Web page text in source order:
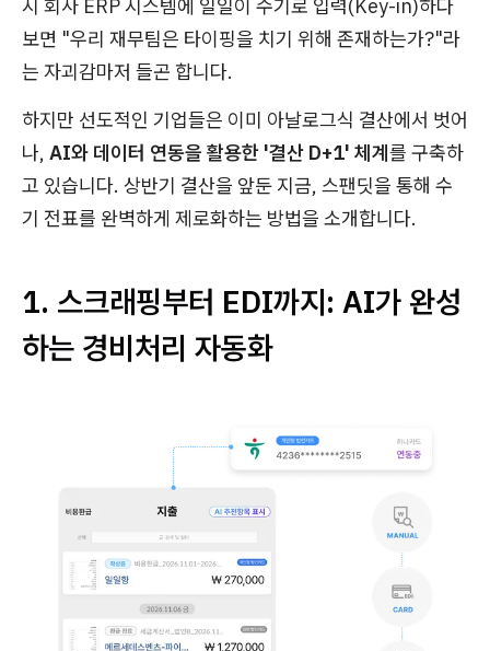
시 회사 ERP 시스템에 일일이 수기로 입력(Key-in)하다
보면 "우리 재무팀은 타이핑을 치기 위해 존재하는가?"라
는 자괴감마저 들곤 합니다.
하지만 선도적인 기업들은 이미 아날로그식 결산에서 벗어
나, AI와 데이터 연동을 활용한 '결산 D+1' 체계를 구축하
고 있습니다. 상반기 결산을 앞둔 지금, 스팬딧을 통해 수
기 전표를 완벽하게 제로화하는 방법을 소개합니다.
1. 스크래핑부터 EDI까지: AI가 완성
하는 경비처리 자동화